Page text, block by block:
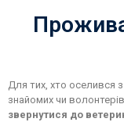
Для тих, хто оселився
знайомих чи
звернутися до